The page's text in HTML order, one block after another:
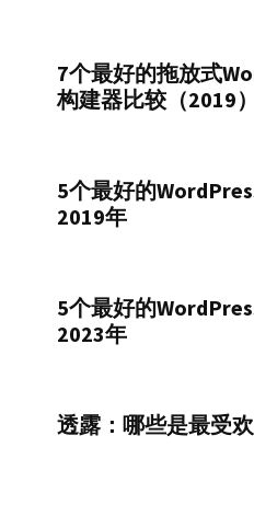
7个最好的拖放式
构建器比较（2019）
5个最好的
2019年
5个最好的
2023年
透露：哪些是最受